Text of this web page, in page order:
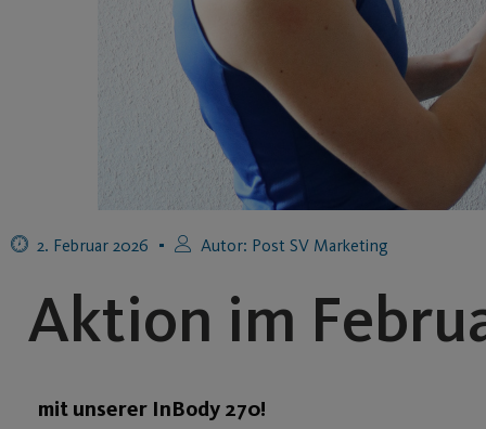
2. Februar 2026 Autor: Post SV Marketing
Aktion im
mit unserer InBody 270!